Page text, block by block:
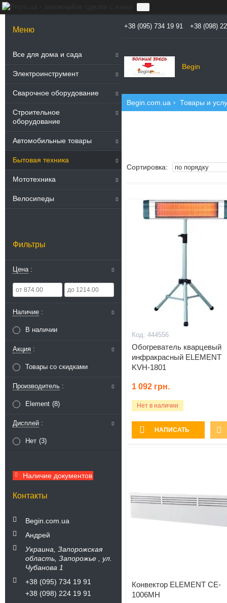
Все для дома и сада
Электроинструмент
Сварочное оборудование
Строительное
оборудование
Автомобильные товары
Бытовая техника
Мототехника
Велосипеды
Фильтры
Цена
Наличие
В наличии
Акция
Товары со скидками
Производитель
Element 8
Дисплей
Нет 3
Наличие документов
Контакты
Begin.com.ua
Андрей
Украина Запорожская
область Запорожье
ул.
Чубанова 1
+38 (095) 734 19 91
+38 (098) 224 19 91
+38 (095) 734 19 91 +38 (098)
Begin
Begin.com.ua Товары и
444556
Обогреватель кварцевый
инфракрасный ELEMENT
KVH-1801
1 092 грн.
Нет в наличии
НАПИСАТЬ
Конвектор ELEMENT CE-
1006MH